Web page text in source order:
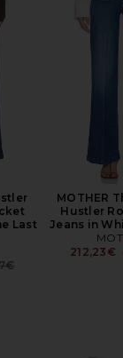
Last
price:
MOTHER
Hustler
Jeans in
212,23€